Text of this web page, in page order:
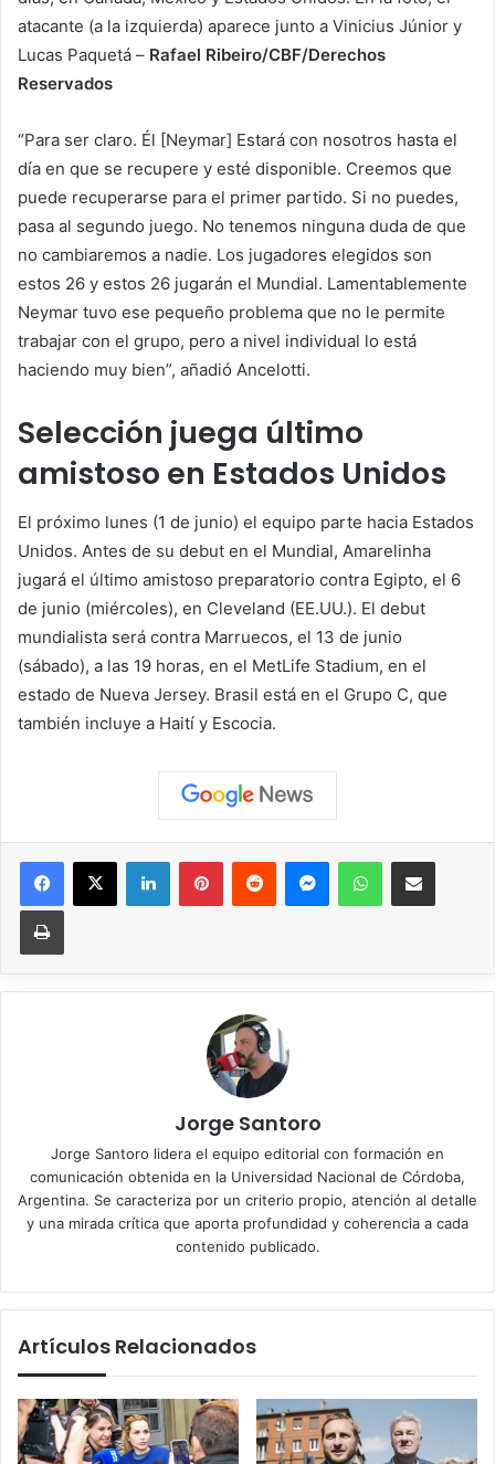
atacante (a la izquierda) aparece junto a Vinicius Júnior y
Lucas Paquetá – Rafael Ribeiro/CBF/Derechos
Reservados
“Para ser claro. Él [Neymar] Estará con nosotros hasta el
día en que se recupere y esté disponible. Creemos que
puede recuperarse para el primer partido. Si no puedes,
pasa al segundo juego. No tenemos ninguna duda de que
no cambiaremos a nadie. Los jugadores elegidos son
estos 26 y estos 26 jugarán el Mundial. Lamentablemente
Neymar tuvo ese pequeño problema que no le permite
trabajar con el grupo, pero a nivel individual lo está
haciendo muy bien”, añadió Ancelotti.
Selección juega último
amistoso en Estados Unidos
El próximo lunes (1 de junio) el equipo parte hacia Estados
Unidos. Antes de su debut en el Mundial, Amarelinha
jugará el último amistoso preparatorio contra Egipto, el 6
de junio (miércoles), en Cleveland (EE.UU.). El debut
mundialista será contra Marruecos, el 13 de junio
(sábado), a las 19 horas, en el MetLife Stadium, en el
estado de Nueva Jersey. Brasil está en el Grupo C, que
también incluye a Haití y Escocia.
Facebook
X LinkedInPinterestReddit MessengerWhatsAppCompartir vía correo
Imprimir
Jorge Santoro
Jorge Santoro lidera el equipo editorial con formación en
comunicación obtenida en la Universidad Nacional de Córdoba,
Argentina. Se caracteriza por un criterio propio, atención al detalle
y una mirada crítica que aporta profundidad y coherencia a cada
contenido publicado.
Artículos Relacionados